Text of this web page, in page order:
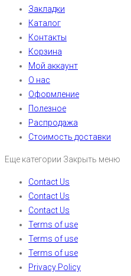
Закладки
Каталог
Контакты
Корзина
Мой аккаунт
О нас
Оформление
Полезное
Распродажа
Стоимость доставки
Еще категории Закрыть меню
Contact Us
Contact Us
Contact Us
Terms of use
Terms of use
Terms of use
Privacy Policy